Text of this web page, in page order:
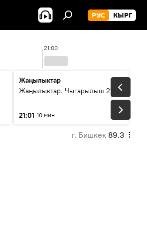
РУС КЫРГ
21:00
Жаңылыктар
Жаңылыктар. Чыгарылыш 21:00
21:01 10 мин
г. Бишкек 89.3